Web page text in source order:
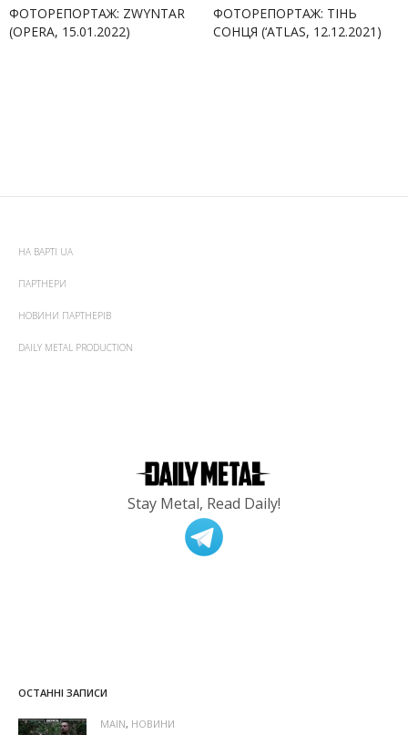
ФОТОРЕПОРТАЖ: ZWYNTAR
(OPERA, 15.01.2022)
ФОТОРЕПОРТАЖ: ТІНЬ
СОНЦЯ (‘ATLAS, 12.12.2021)
НА ВАРТІ UA
ПАРТНЕРИ
НОВИНИ ПАРТНЕРІВ
DAILY METAL PRODUCTION
Stay Metal, Read Daily!
ОСТАННІ ЗАПИСИ
MAIN, НОВИНИ